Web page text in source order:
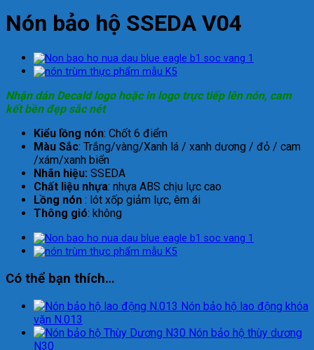
Nón bảo hộ SSEDA V04
Nhận dán Decald logo hoặc in logo trực tiếp lên nón, cam
kết bền đẹp sắc nét
Kiểu lồng nón: Chốt 6 điểm
Màu Sắc: Trắng/vàng/Xanh lá / xanh dương / đỏ / cam
/xám/xanh biển
Nhãn hiệu: SSEDA
Chất liệu nhựa: nhựa ABS chịu lực cao
Lồng nón : lót xốp giảm lực, êm ái
Thông gió: không
Có thể bạn thích…
Nón bảo hộ lao động khóa
vặn N.013
Nón bảo hộ thùy dương
N30